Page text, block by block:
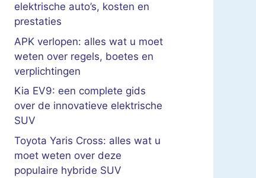
elektrische auto’s, kosten en
prestaties
APK verlopen: alles wat u moet
weten over regels, boetes en
verplichtingen
Kia EV9: een complete gids
over de innovatieve elektrische
SUV
Toyota Yaris Cross: alles wat u
moet weten over deze
populaire hybride SUV